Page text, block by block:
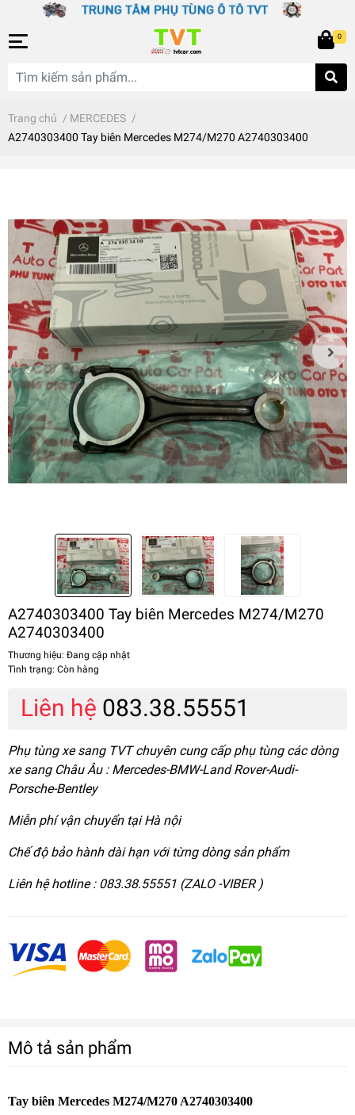
0
Trang chủ / MERCEDES /
A2740303400 Tay biên Mercedes M274/M270 A2740303400
A2740303400 Tay biên Mercedes M274/M270
A2740303400
Thương hiệu: Đang cập nhật
Tình trạng: Còn hàng
Liên hệ 083.38.55551
Phụ tùng xe sang TVT chuyên cung cấp phụ tùng các dòng
xe sang Châu Âu : Mercedes-BMW-Land Rover-Audi-
Porsche-Bentley
Miễn phí vận chuyển tại Hà nội
Chế độ bảo hành dài hạn với từng dòng sản phẩm
Liên hệ hotline : 083.38.55551 (ZALO -VIBER )
Mô tả sản phẩm
Tay biên Mercedes M274/M270 A2740303400